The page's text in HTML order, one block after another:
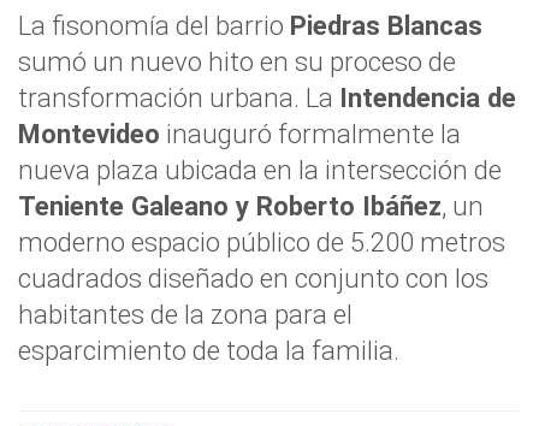
La fisonomía del barrio Piedras Blancas
sumó un nuevo hito en su proceso de
transformación urbana. La Intendencia de
Montevideo inauguró formalmente la
nueva plaza ubicada en la intersección de
Teniente Galeano y Roberto Ibáñez, un
moderno espacio público de 5.200 metros
cuadrados diseñado en conjunto con los
habitantes de la zona para el
esparcimiento de toda la familia.